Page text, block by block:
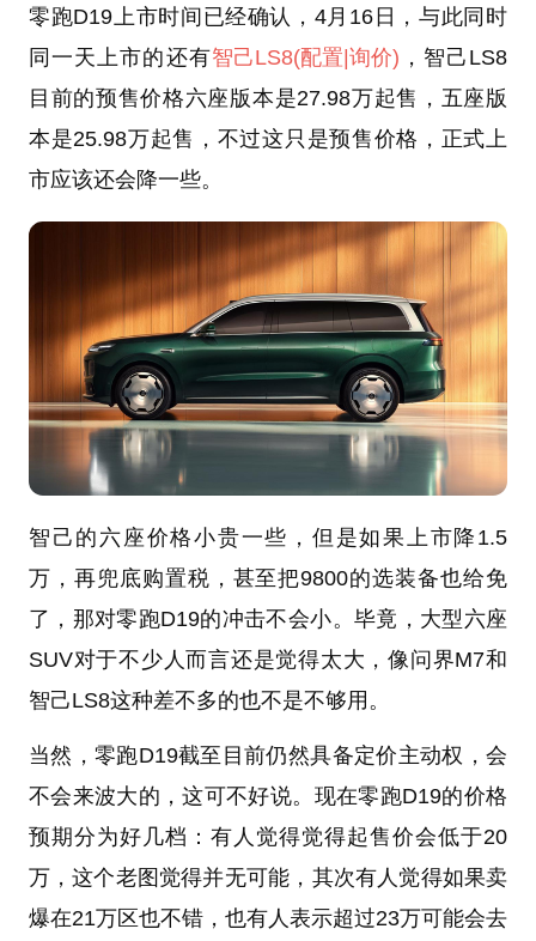
零跑D19上市时间已经确认，4月16日，与此同时
同一天上市的还有智己LS8(配置|询价) ，智己LS8
目前的预售价格六座版本是27.98万起售，五座版
本是25.98万起售，不过这只是预售价格，正式上
市应该还会降一些。
智己的六座价格小贵一些，但是如果上市降1.5
万，再兜底购置税，甚至把9800的选装备也给免
了，那对零跑D19的冲击不会小。毕竟，大型六座
SUV对于不少人而言还是觉得太大，像问界M7和
智己LS8这种差不多的也不是不够用。
当然，零跑D19截至目前仍然具备定价主动权，会
不会来波大的，这可不好说。现在零跑D19的价格
预期分为好几档：有人觉得觉得起售价会低于20
万，这个老图觉得并无可能，其次有人觉得如果卖
爆在21万区也不错，也有人表示超过23万可能会去